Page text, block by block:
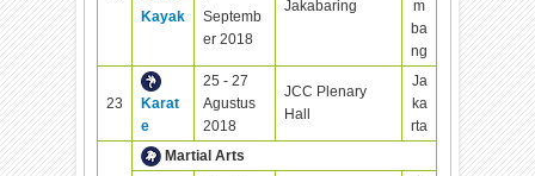
Kayak
Septemb
er 2018
Jakabaring
m
ba
ng
23
Karat
e
25 - 27
Agustus
2018
JCC Plenary
Hall
Ja
ka
rta
Martial Arts